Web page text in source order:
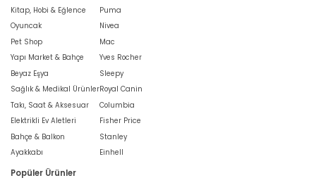
Kitap, Hobi & Eğlence
Oyuncak
Pet Shop
Yapı Market & Bahçe
Beyaz Eşya
Sağlık & Medikal Ürünler
Takı, Saat & Aksesuar
Elektrikli Ev Aletleri
Bahçe & Balkon
Ayakkabı
Puma
Nivea
Mac
Yves Rocher
Sleepy
Royal Canin
Columbia
Fisher Price
Stanley
Einhell
Popüler Ürünler